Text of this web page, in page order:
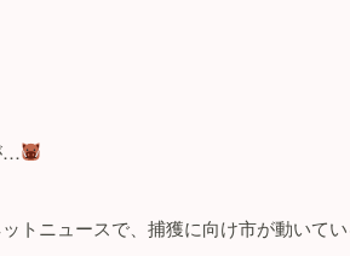
…
トニュースで、捕獲に向け市が動いて